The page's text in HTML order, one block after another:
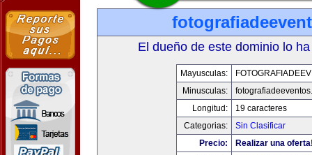
El dueño de este dominio lo
Mayusculas:
Minusculas:
Longitud:
19 caracteres
Categorias:
Sin Clasificar
Precio:
Realizar una